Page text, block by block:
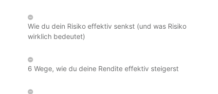
Wie du dein Risiko effektiv senkst (und was Risiko
wirklich bedeutet)
6 Wege, wie du deine Rendite effektiv steigerst